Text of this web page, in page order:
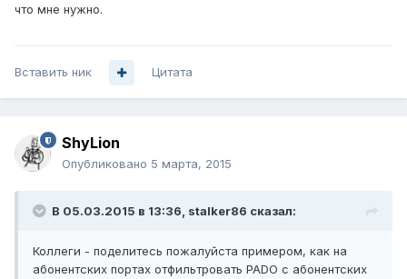
что мне нужно.
Вставить ник Цитата
ShyLion
Опубликовано 5 марта, 2015
В 05.03.2015 в 13:36, stalker86 сказал:
Коллеги - поделитесь пожалуйста примером, как на
абонентских портах отфильтровать PADO с абонентских